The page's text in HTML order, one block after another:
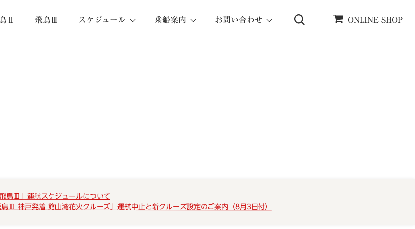
Ⅱ 飛鳥Ⅲ スケジュール 乗船案内 お問い合わせ ONLINE SHOP
鳥Ⅲ」運航スケジュールについて
Ⅲ 神戸発着 館山湾花火クルーズ」運航中止と新クルーズ設定のご案内（8月3日付）